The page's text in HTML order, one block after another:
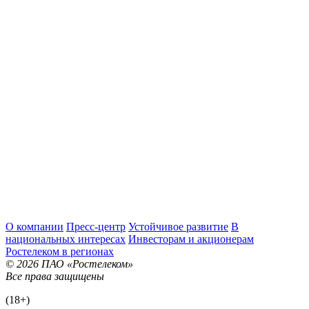
О компании Пресс-центр Устойчивое развитие В
национальных интересах Инвесторам и акционерам
Ростелеком в регионах
© 2026 ПАО «Ростелеком»
Все права защищены
(18+)